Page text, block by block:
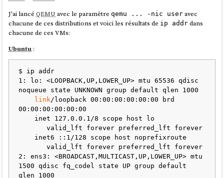
La machine contacte Tang
Tang utilise sa clé privée pour aider à déchiffrer
Ce que Tang sait et ne sait pas
❌ Tang ne connaît jamaisvotre passphrase LUKS
❌ Tangne stocke rienconcernant vos clés
✅ Tang fournit juste un service cryptographique (un
oracle de déchiffrement)
✅ C'est un serveursans état(stateless)
C'est du chiffrement asymétrique avec un mécanisme appelé
"network-bound disk encryption": le disque ne peut être
déchiffré que si la machine peut contacter le serveur Tang
sur le réseau.
J'ai lancéQEMU avec le paramètreqemu ... -nic user avec
chacune de ces distributions et voici les résultats de ip addr dans
chacune de ces VMs:
Ubuntu :
$ ip addr
1: lo: <LOOPBACK,UP,LOWER_UP> mtu 65536 qdisc
noqueue state UNKNOWN group default qlen 1000
link /loopback 00:00:00:00:00:00 brd
00:00:00:00:00:00
       valid_lft forever preferred_lft forever
       valid_lft forever preferred_lft forever
2: ens3: <BROADCAST,MULTICAST,UP,LOWER_UP> mtu
1500 qdisc fq_codel state UP group default
qlen 1000